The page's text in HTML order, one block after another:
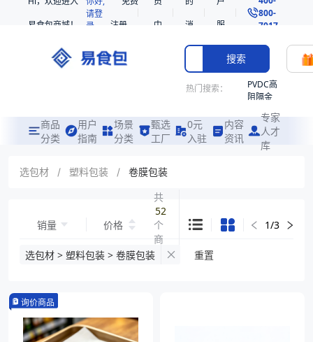
易食包商城！
请登
录
注册
中
消
息
服
务
800-
7017
搜索
热门搜索：
PVDC高
阻隔金
共挤热
收缩袋
221360
商品
分类
用户
指南
场景
分类
甄选
工厂
0元
入驻
内容
资讯
专家
人才
库
选包材 / 塑料包装 / 卷膜包装
销量 价格
共
52
个
商
品
1/3
选包材 > 塑料包装 > 卷膜包装 重置
询价商品